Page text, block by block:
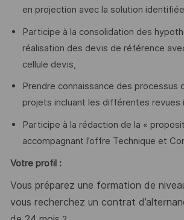
en projection avec la solution
Participe à la consolidation des
réalisation des devis de référence
cellule devis,
Prendre connaissance des processus
projets incluant les différentes revues
Participe à la rédaction de la «
accompagnant l’offre Technique et
Votre profil :
Vous préparez une formation de
vous recherchez un contrat